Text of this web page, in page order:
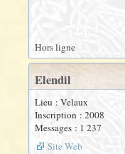
Hors ligne
Elendil
Lieu : Velaux
Inscription : 2008
Messages : 1 237
Site Web